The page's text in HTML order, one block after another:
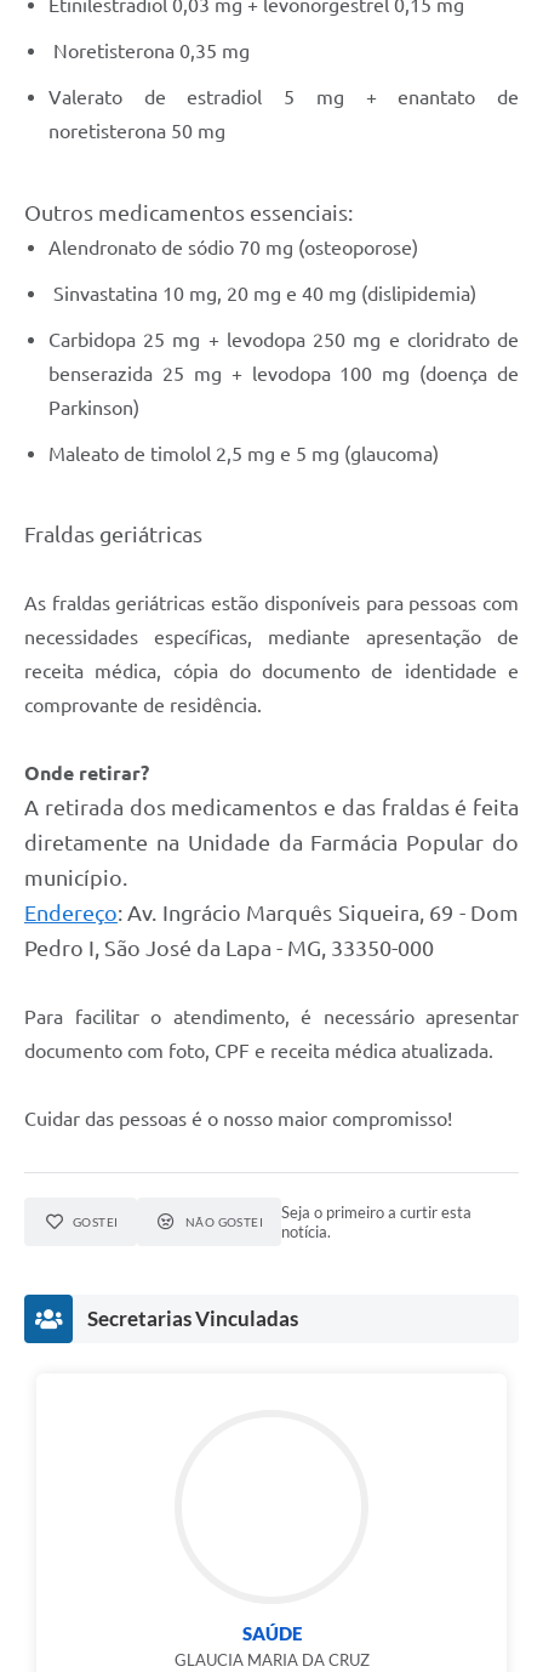
Etinilestradiol 0,03 mg + levonorgestrel 0,15 mg
Noretisterona 0,35 mg
Valerato de estradiol 5 mg + enantato de
noretisterona 50 mg
Outros medicamentos essenciais:
Alendronato de sódio 70 mg (osteoporose)
Sinvastatina 10 mg, 20 mg e 40 mg (dislipidemia)
Carbidopa 25 mg + levodopa 250 mg e cloridrato de
benserazida 25 mg + levodopa 100 mg (doença de
Parkinson)
Maleato de timolol 2,5 mg e 5 mg (glaucoma)
Fraldas geriátricas
As fraldas geriátricas estão disponíveis para pessoas com
necessidades específicas, mediante apresentação de
receita médica, cópia do documento de identidade e
comprovante de residência.
Onde retirar?
A retirada dos medicamentos e das fraldas é feita
diretamente na Unidade da Farmácia Popular do
município.
Endereço: Av. Ingrácio Marquês Siqueira, 69 - Dom
Pedro I, São José da Lapa - MG, 33350-000
Para facilitar o atendimento, é necessário apresentar
documento com foto, CPF e receita médica atualizada.
Cuidar das pessoas é o nosso maior compromisso!
GOSTEI NÃO GOSTEI
Seja o primeiro a curtir esta
notícia.
Secretarias Vinculadas
SAÚDE
GLAUCIA MARIA DA CRUZ